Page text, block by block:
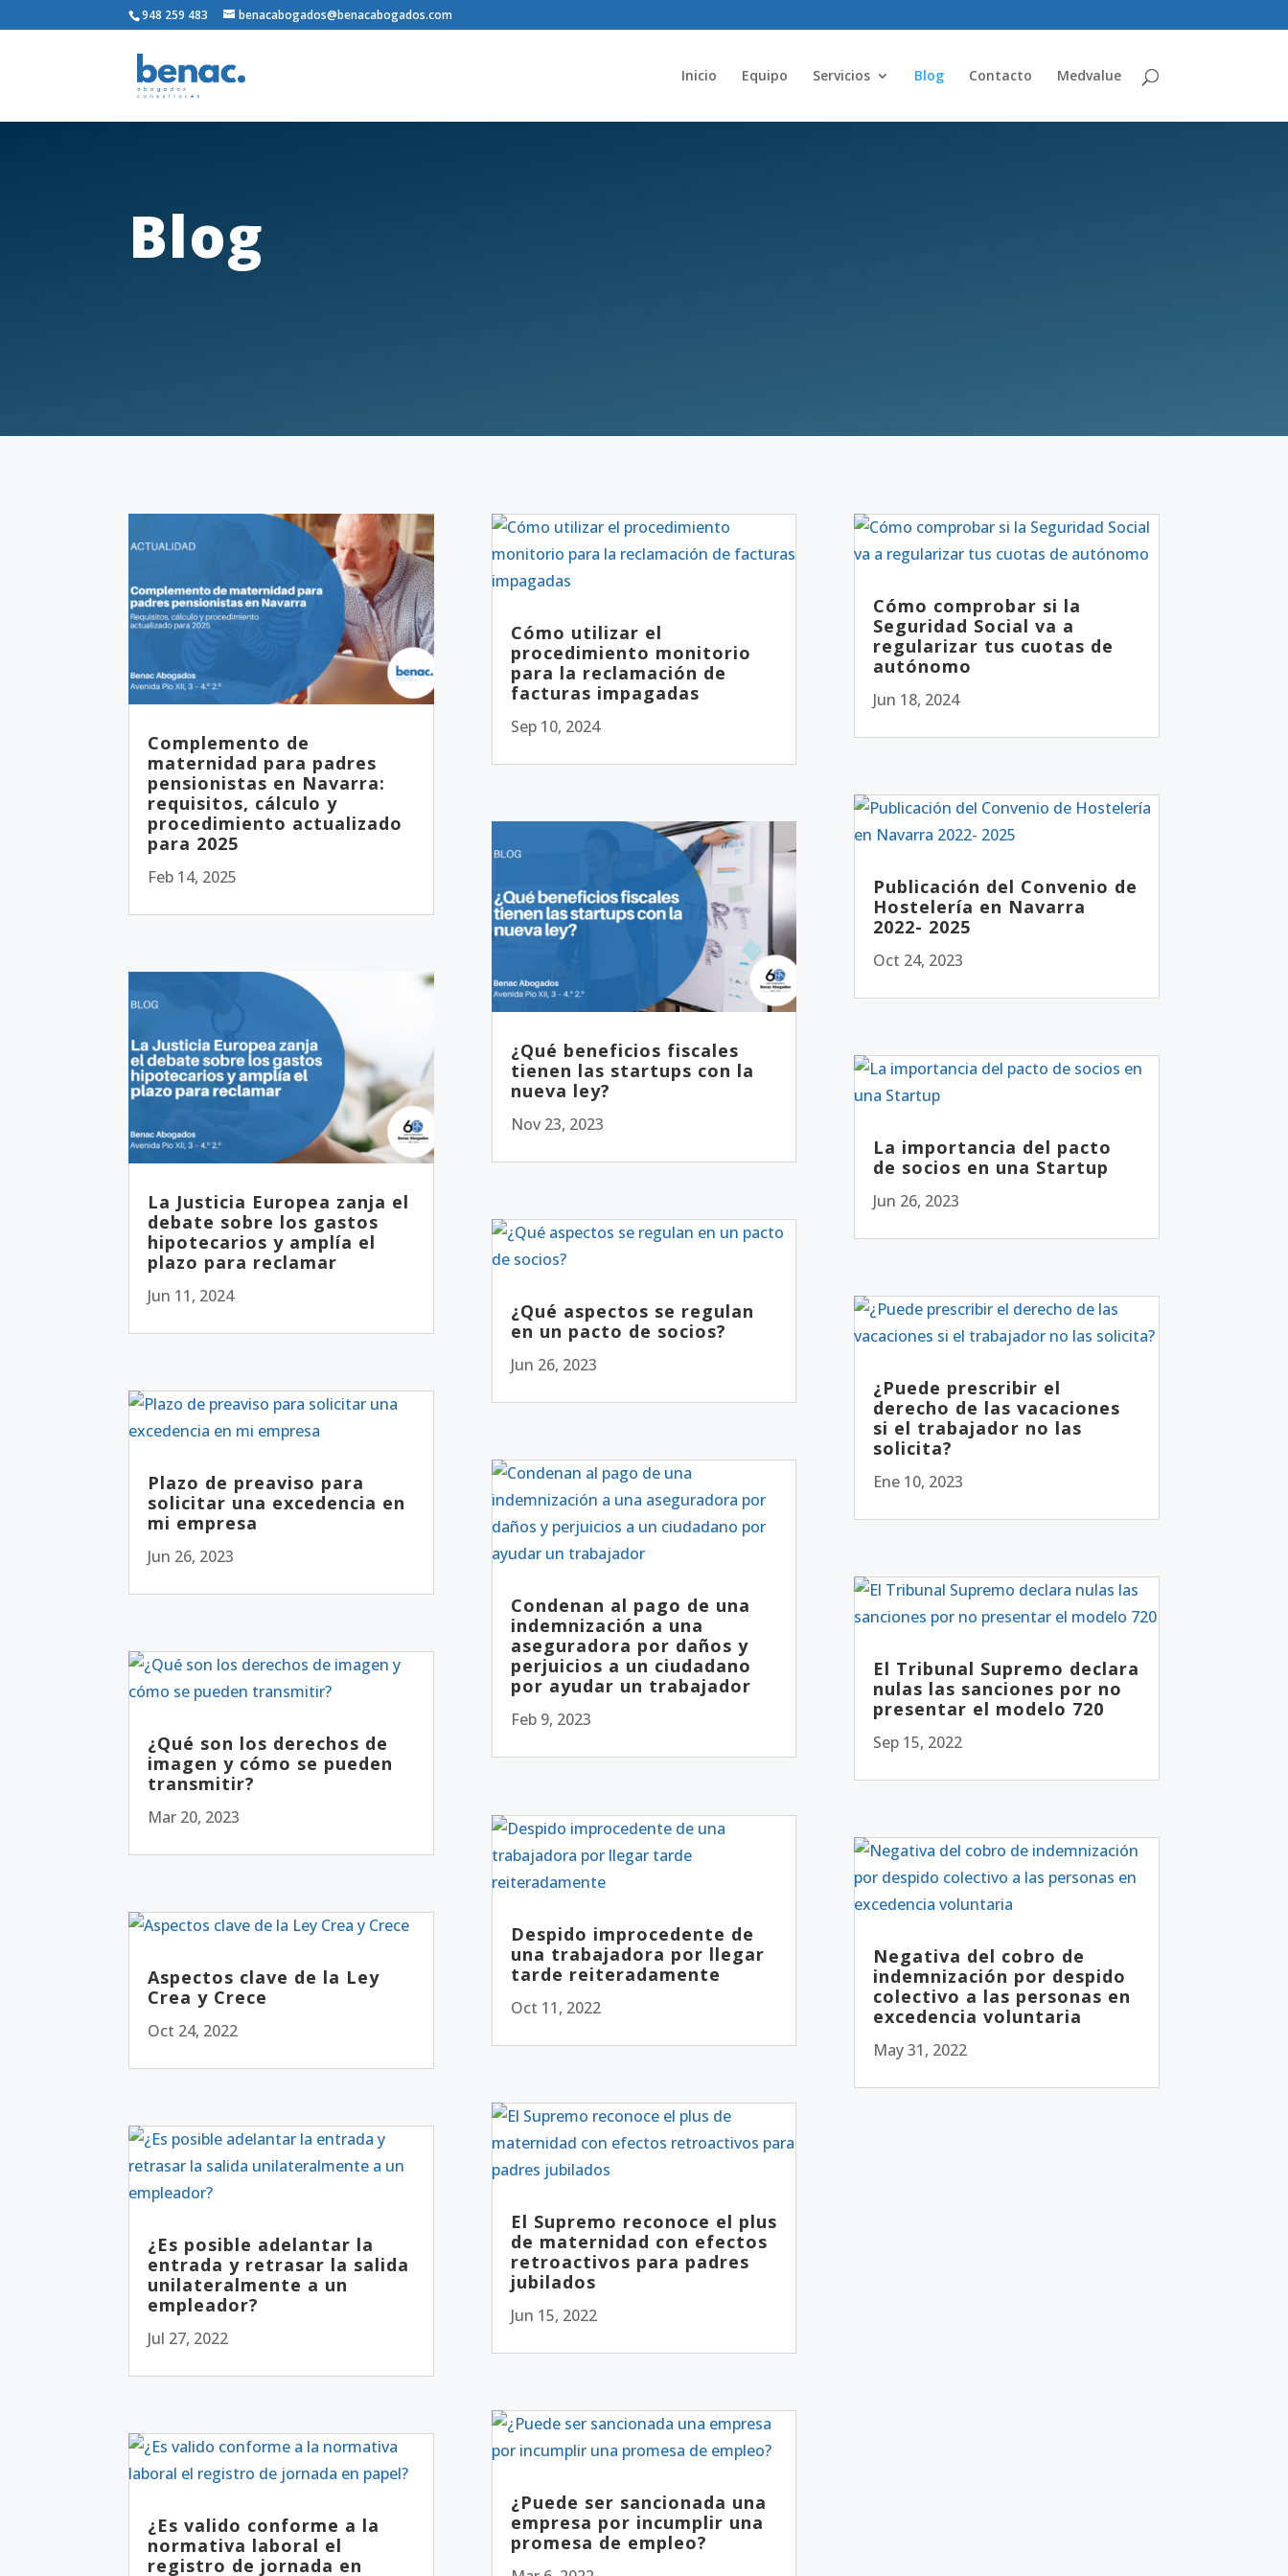
948 259 483 benacabogados@benacabogados.com
Inicio Equipo Servicios Blog Contacto Medvalue
Blog
Complemento de
maternidad para padres
pensionistas en Navarra:
requisitos, cálculo y
procedimiento actualizado
para 2025
Feb 14, 2025
La Justicia Europea zanja el
debate sobre los gastos
hipotecarios y amplía el
plazo para reclamar
Jun 11, 2024
Plazo de preaviso para
solicitar una excedencia en
mi empresa
Jun 26, 2023
¿Qué son los derechos de
imagen y cómo se pueden
transmitir?
Mar 20, 2023
Aspectos clave de la Ley
Crea y Crece
Oct 24, 2022
¿Es posible adelantar la
entrada y retrasar la salida
unilateralmente a un
empleador?
Jul 27, 2022
¿Es valido conforme a la
normativa laboral el
registro de jornada en
Cómo utilizar el
procedimiento monitorio
para la reclamación de
facturas impagadas
Sep 10, 2024
¿Qué beneficios fiscales
tienen las startups con la
nueva ley?
Nov 23, 2023
¿Qué aspectos se regulan
en un pacto de socios?
Jun 26, 2023
Condenan al pago de una
indemnización a una
aseguradora por daños y
perjuicios a un ciudadano
por ayudar un trabajador
Feb 9, 2023
Despido improcedente de
una trabajadora por llegar
tarde reiteradamente
Oct 11, 2022
El Supremo reconoce el plus
de maternidad con efectos
retroactivos para padres
jubilados
Jun 15, 2022
¿Puede ser sancionada una
empresa por incumplir una
promesa de empleo?
Cómo comprobar si la
Seguridad Social va a
regularizar tus cuotas de
autónomo
Jun 18, 2024
Publicación del Convenio de
Hostelería en Navarra
2022- 2025
Oct 24, 2023
La importancia del pacto
de socios en una Startup
Jun 26, 2023
¿Puede prescribir el
derecho de las vacaciones
si el trabajador no las
solicita?
Ene 10, 2023
El Tribunal Supremo declara
nulas las sanciones por no
presentar el modelo 720
Sep 15, 2022
Negativa del cobro de
indemnización por despido
colectivo a las personas en
excedencia voluntaria
May 31, 2022